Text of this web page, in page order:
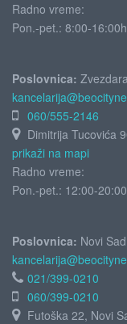
Radno vreme:
Pon.-pet.: 8:00-16:00h
Poslovnica:
060/555-2146
Dimitrija Tucovića
prikaži na mapi
Radno vreme:
Pon.-pet.: 12:00-
Poslovnica: Novi Sad
021/399-0210
060/399-0210
Futoška 22, Novi